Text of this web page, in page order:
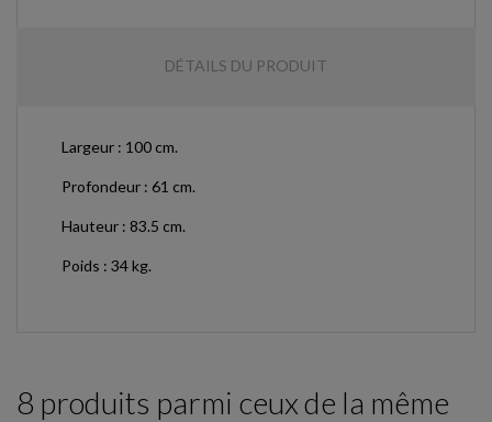
DÉTAILS DU PRODUIT
Largeur : 100 cm.
Profondeur : 61 cm.
Hauteur : 83.5 cm.
Poids : 34 kg.
8 produits parmi ceux de la même